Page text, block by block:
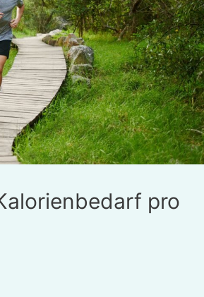
pro